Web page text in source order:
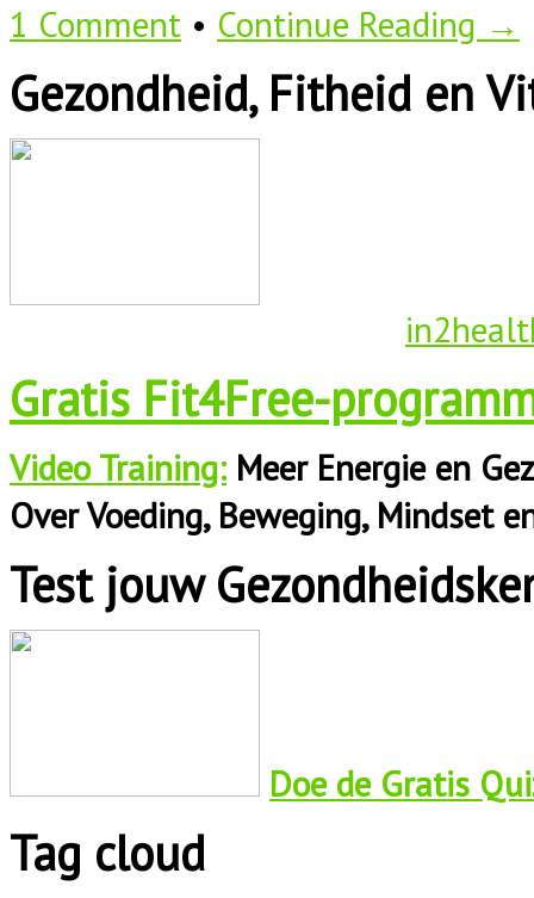
1 Comment • Continue Reading →
Gezondheid, Fitheid en
Gratis Fit4Free-
Video Training:Meer Energie en
Over Voeding, Beweging, Mindset
Test jouw
Doe de Gratis
Tag cloud